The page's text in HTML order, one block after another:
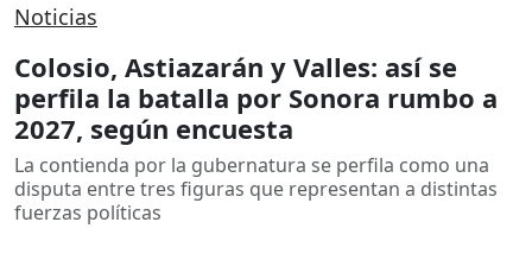
Noticias
Colosio, Astiazarán y Valles: así se
perfila la batalla por Sonora rumbo a
2027, según encuesta
La contienda por la gubernatura se perfila como una
disputa entre tres figuras que representan a distintas
fuerzas políticas